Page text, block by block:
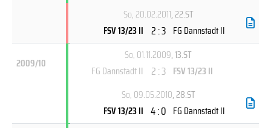
So, 20.02.2011, 22.ST
FSV 13/23 II 2 : 3 FG Dannstadt II
2009/10
So, 01.11.2009, 13.ST
FG Dannstadt II 2 : 3 FSV 13/23 II
So, 09.05.2010, 28.ST
FSV 13/23 II 4 : 0 FG Dannstadt II